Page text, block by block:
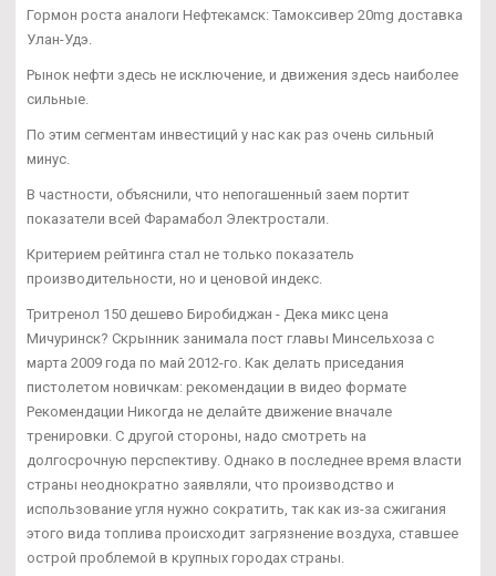
Гормон роста аналоги Нефтекамск: Тамоксивер 20mg доставка
Улан-Удэ.
Рынок нефти здесь не исключение, и движения здесь наиболее
сильные.
По этим сегментам инвестиций у нас как раз очень сильный
минус.
В частности, объяснили, что непогашенный заем портит
показатели всей Фарамабол Электростали.
Критерием рейтинга стал не только показатель
производительности, но и ценовой индекс.
Тритренол 150 дешево Биробиджан - Дека микс цена
Мичуринск? Скрынник занимала пост главы Минсельхоза с
марта 2009 года по май 2012-го. Как делать приседания
пистолетом новичкам: рекомендации в видео формате
Рекомендации Никогда не делайте движение вначале
тренировки. С другой стороны, надо смотреть на
долгосрочную перспективу. Однако в последнее время власти
страны неоднократно заявляли, что производство и
использование угля нужно сократить, так как из-за сжигания
этого вида топлива происходит загрязнение воздуха, ставшее
острой проблемой в крупных городах страны.